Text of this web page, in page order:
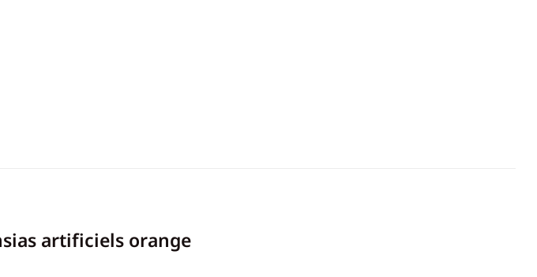
artificiels orange